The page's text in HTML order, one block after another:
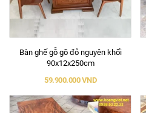
Bàn ghế gỗ gõ đỏ nguyên khối
90x12x250cm
59.900.000 VND